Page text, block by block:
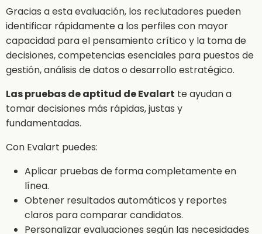
Gracias a esta evaluación, los reclutadores pueden
identificar rápidamente a los perfiles con mayor
capacidad para el pensamiento crítico y la toma de
decisiones, competencias esenciales para puestos de
gestión, análisis de datos o desarrollo estratégico.
Las pruebas de aptitud de Evalart te ayudan a
tomar decisiones más rápidas, justas y
fundamentadas.
Con Evalart puedes:
Aplicar pruebas de forma completamente en
línea.
Obtener resultados automáticos y reportes
claros para comparar candidatos.
Personalizar evaluaciones según las necesidades